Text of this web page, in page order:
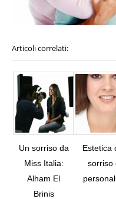
Articoli correlati:
Un sorriso da
Miss Italia:
Alham El
Brinis
Estetica
sorriso